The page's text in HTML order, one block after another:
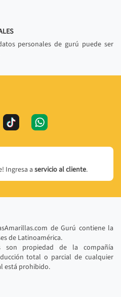
personales de gurú puede ser
Ingresa a servicio al cliente.
de Gurú contiene la
de Latinoamérica.
son propiedad de la compañía
total o parcial de cualquier
está prohibido.